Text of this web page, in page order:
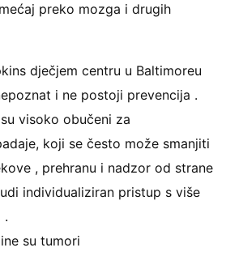
preko mozga i drugih
dječjem centru u Baltimoreu
i ne postoji prevencija .
visoko obučeni za
koji se često može smanjiti
, prehranu i nadzor od strane
individualiziran pristup s više
.
su tumori